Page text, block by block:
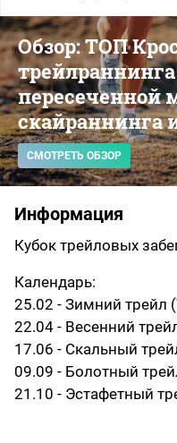
Обзор: ТОП
трейлраннинга
пересеченной
скайраннинга
СМОТРЕТЬ ОБЗОР
Информация
Кубок трейловых
Календарь:
25.02 - Зимний трейл
22.04 - Весенний
17.06 - Скальный
09.09 - Болотный
21.10 - Эстафетный